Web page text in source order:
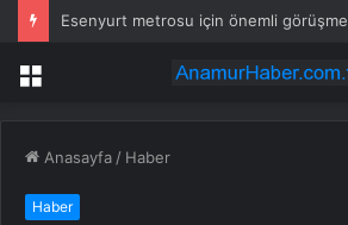
Esenyurt metrosu için önemli görüşme
Menü
Anasayfa / Haber
Haber